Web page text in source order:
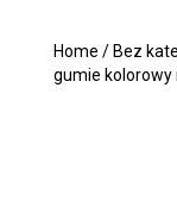
Home / Bez
gumie kolorowy